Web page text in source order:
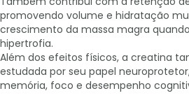
promovendo volume e hidratação
crescimento da massa magra
hipertrofia.
Além dos efeitos físicos, a creatina
estudada por seu papel
memória, foco e desempenho